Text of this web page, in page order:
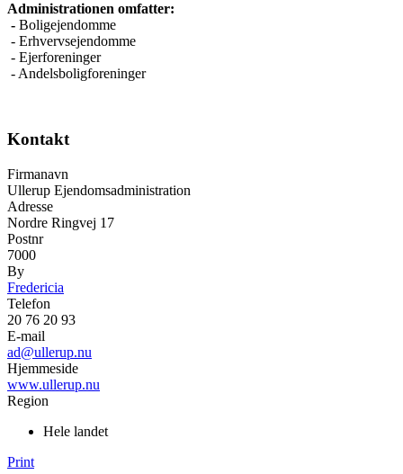
Administrationen omfatter:
- Boligejendomme
- Erhvervsejendomme
- Ejerforeninger
- Andelsboligforeninger
Kontakt
Firmanavn
Ullerup Ejendomsadministration
Adresse
Nordre Ringvej 17
Postnr
7000
By
Fredericia
Telefon
20 76 20 93
E-mail
ad@ullerup.nu
Hjemmeside
www.ullerup.nu
Region
Hele landet
Print